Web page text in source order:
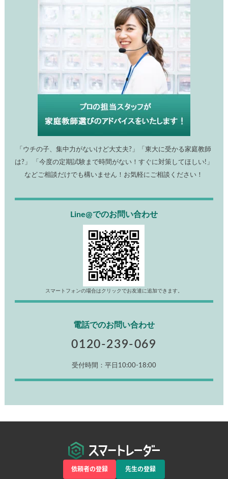
「ウチの子、集中力がないけど大丈夫?」「東大に受かる家庭教師
は?」 「今度の定期試験まで時間がない！すぐに対策してほしい!」
などご相談だけでも構いません！お気軽にご相談ください！
Line@でのお問い合わせ
スマートフォンの場合はクリックでお友達に追加できます。
電話でのお問い合わせ
0120-239-069
受付時間：平日10:00-18:00
依頼者の登録 先生の登録